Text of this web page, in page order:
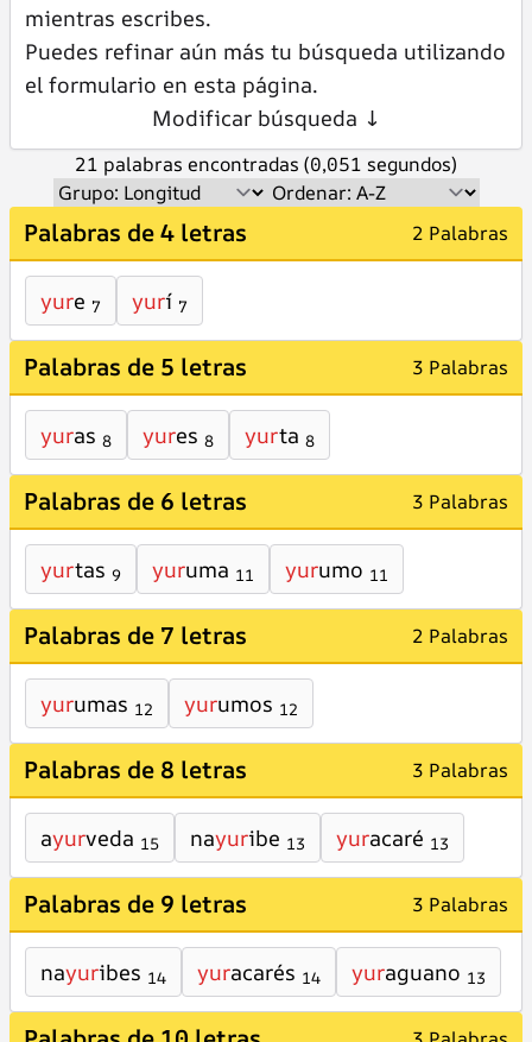
mientras escribes.
Puedes refinar aún más tu búsqueda utilizando
el formulario en esta página.
Modificar búsqueda ↓
21 palabras encontradas (0,051 segundos)
Palabras de 4 letras 2 Palabras
yure 7 yurí 7
Palabras de 5 letras 3 Palabras
yuras 8 yures 8 yurta 8
Palabras de 6 letras 3 Palabras
yurtas 9 yuruma 11 yurumo 11
Palabras de 7 letras 2 Palabras
yurumas 12 yurumos 12
Palabras de 8 letras 3 Palabras
ayurveda 15 nayuribe 13 yuracaré 13
Palabras de 9 letras 3 Palabras
nayuribes 14 yuracarés 14 yuraguano 13